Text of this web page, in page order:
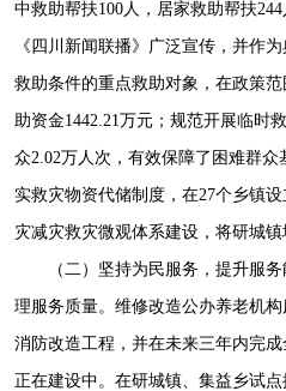
中救助帮扶100人，居家救助帮扶244
《四川新闻联播》广泛宣传，并作
救助条件的重点救助对象，在政策
助资金1442.21万元；规范开展临时
众2.02万人次，有效保障了 困难群众
实救灾物资代储制度，在27个乡镇
灾减灾救灾微观体系建设，将研城
（二）坚持为民服务，提升服务
理服务质量。维修改造公办养老机构
消防改造工程，并在未来三年内完
正在建设中。在研城镇、集益乡试点